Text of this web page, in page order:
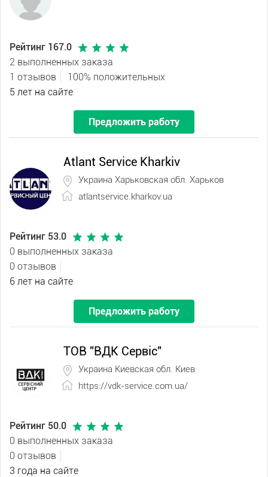
Рейтинг 167.0
2 выполненных заказа
1 отзывов
100% положительных
5 лет на сайте
Предложить работу
Atlant Service Kharkiv
Украина Харьковская обл. Харьков
atlantservice.kharkov.ua
Рейтинг 53.0
0 выполненных заказа
0 отзывов
6 лет на сайте
Предложить работу
ТОВ "ВДК Сервіс"
Украина Киевская обл. Киев
https://vdk-service.com.ua/
Рейтинг 50.0
0 выполненных заказа
0 отзывов
3 года на сайте